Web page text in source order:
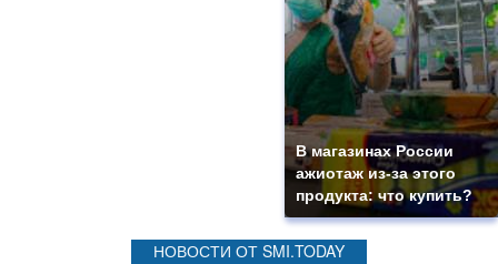
В магазинах России
ажиотаж из-за этого
продукта: что купить?